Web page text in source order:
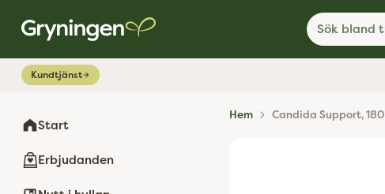
Sök bland
Kundtjänst
Start
Erbjudanden
Hem Candida Support,